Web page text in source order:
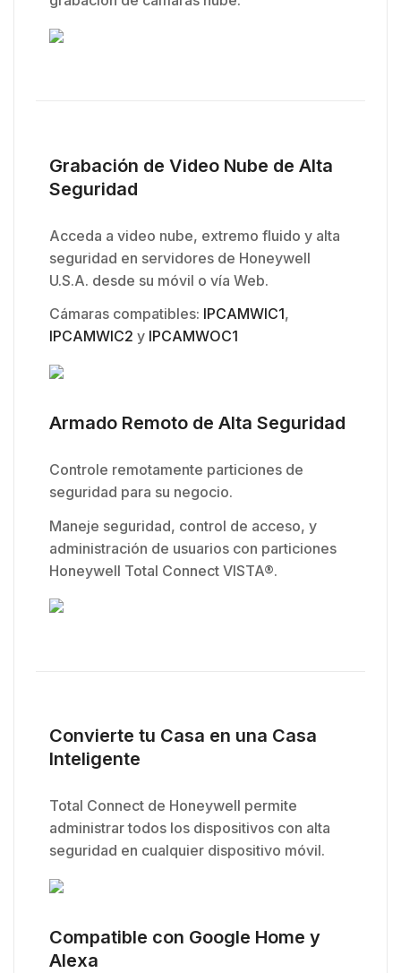
Grabación de Video Nube de Alta
Seguridad
Acceda a video nube, extremo fluido y alta
seguridad en servidores de Honeywell
U.S.A. desde su móvil o vía Web.
Cámaras compatibles: IPCAMWIC1,
IPCAMWIC2 y IPCAMWOC1
Armado Remoto de Alta Seguridad
Controle remotamente particiones de
seguridad para su negocio.
Maneje seguridad, control de acceso, y
administración de usuarios con particiones
Honeywell Total Connect VISTA®.
Convierte tu Casa en una Casa
Inteligente
Total Connect de Honeywell permite
administrar todos los dispositivos con alta
seguridad en cualquier dispositivo móvil.
Compatible con Google Home y
Alexa